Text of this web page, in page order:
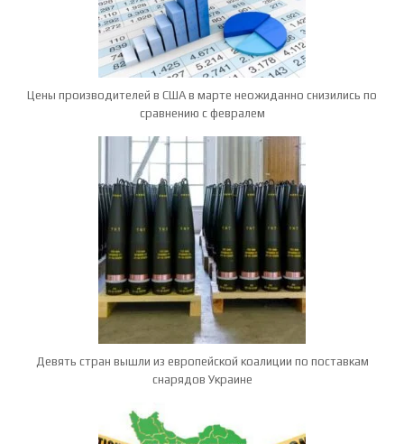
Цены производителей в США в марте неожиданно снизились по
сравнению с февралем
Девять стран вышли из европейской коалиции по поставкам
снарядов Украине